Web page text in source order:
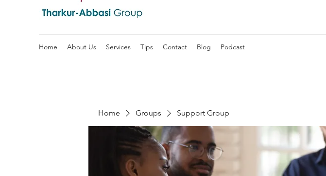
Home About Us Services Tips Contact Blog Podcast
Home Groups Support Group